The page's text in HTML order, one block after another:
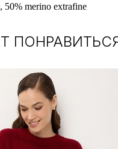
​50% merino extrafine